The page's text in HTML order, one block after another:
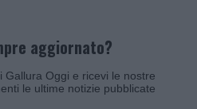
aggiornato?
Gallura Oggi e ricevi le nostre
le ultime notizie pubblicate